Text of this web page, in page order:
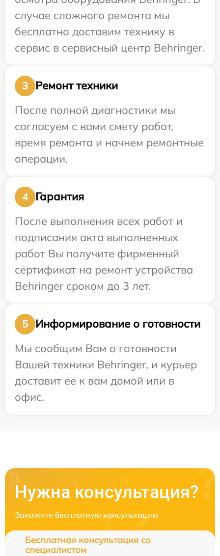
случае сложного ремонта мы
бесплатно доставим технику в
сервис в сервисный центр Behringer.
3
Ремонт техники
После полной диагностики мы
согласуем с вами смету работ,
время ремонта и начнем ремонтные
операции.
4
Гарантия
После выполнения всех работ и
подписания акта выполненных
работ Вы получите фирменный
сертификат на ремонт устройства
Behringer сроком до 3 лет.
5
Информирование о готовности
Мы сообщим Вам о готовности
Вашей техники Behringer, и курьер
доставит ее к вам домой или в
офис.
Нужна консультация?
Закажите бесплатную консультацию
Бесплатная консультация со
специалистом